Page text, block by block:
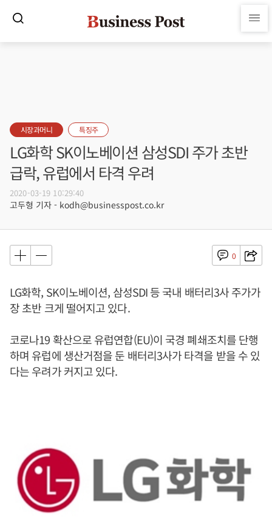
시장과머니 특징주
LG화학 SK이노베이션 삼성SDI 주가 초반
급락, 유럽에서 타격 우려
2020-03-19 10:29:40
고두형 기자 - kodh@businesspost.co.kr
0
LG화학, SK이노베이션, 삼성SDI 등 국내 배터리3사 주가가
장 초반 크게 떨어지고 있다.
코로나19 확산으로 유럽연합(EU)이 국경 폐쇄조치를 단행
하며 유럽에 생산거점을 둔 배터리3사가 타격을 받을 수 있
다는 우려가 커지고 있다.